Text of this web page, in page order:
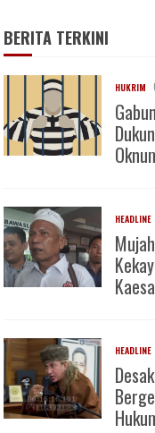
BERITA TERKINI
HUKRIM
HEADLINE
HEADLINE